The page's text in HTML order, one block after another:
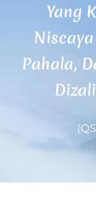
Yang
Pahala,